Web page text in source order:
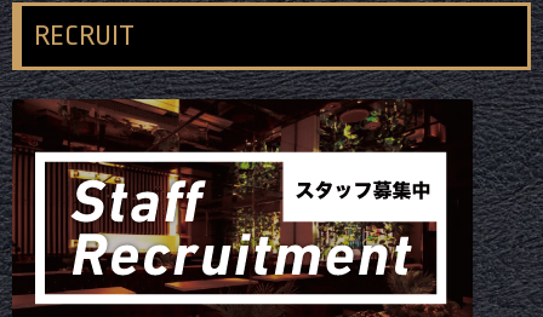
RECRUIT